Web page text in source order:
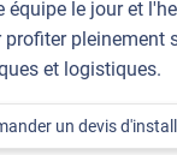
équipe le jour et
pleinement
et logistiques.
un devis